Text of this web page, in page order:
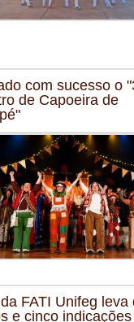
com sucesso o
de Capoeira de
FATI Unifeg leva
e cinco